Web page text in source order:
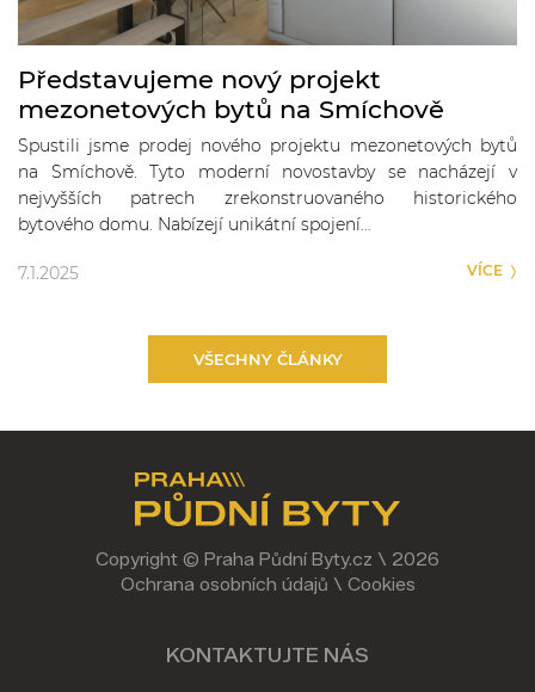
Představujeme nový projekt
mezonetových bytů na Smíchově
Spustili jsme prodej nového projektu mezonetových bytů
na Smíchově. Tyto moderní novostavby se nacházejí v
nejvyšších patrech zrekonstruovaného historického
bytového domu. Nabízejí unikátní spojení…
7.1.2025 VÍCE
VŠECHNY ČLÁNKY
Copyright © Praha Půdní Byty.cz \ 2026
Ochrana osobních údajů \ Cookies
KONTAKTUJTE NÁS